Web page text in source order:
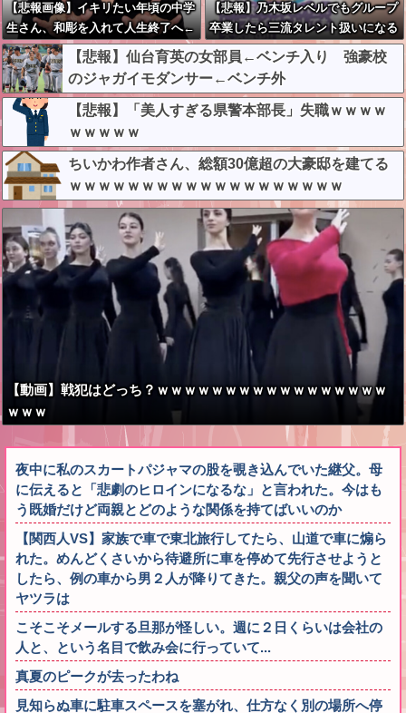
【悲報画像】イキリたい年頃の中学
生さん、和彫を入れて人生終了へ←
これw w w w w w
【悲報】乃木坂レベルでもグループ
卒業したら三流タレント扱いになる
模様・・・
【悲報】仙台育英の女部員←ベンチ入り 強豪校
のジャガイモダンサー←ベンチ外
【悲報】「美人すぎる県警本部長」失職ｗｗｗｗ
ｗｗｗｗｗ
ちいかわ作者さん、総額30億超の大豪邸を建てる
ｗｗｗｗｗｗｗｗｗｗｗｗｗｗｗｗｗｗｗ
【動画】戦犯はどっち？ｗｗｗｗｗｗｗｗｗｗｗｗｗｗｗｗｗ
ｗｗｗ
夜中に私のスカートパジャマの股を覗き込んでいた継父。母
に伝えると「悲劇のヒロインになるな」と言われた。今はも
う既婚だけど両親とどのような関係を持てばいいのか
【関西人VS】家族で車で東北旅行してたら、山道で車に煽ら
れた。めんどくさいから待避所に車を停めて先行させようと
したら、例の車から男２人が降りてきた。親父の声を聞いて
ヤツラは
こそこそメールする旦那が怪しい。週に２日くらいは会社の
人と、という名目で飲み会に行っていて...
真夏のピークが去ったわね
見知らぬ車に駐車スペースを塞がれ、仕方なく別の場所へ停